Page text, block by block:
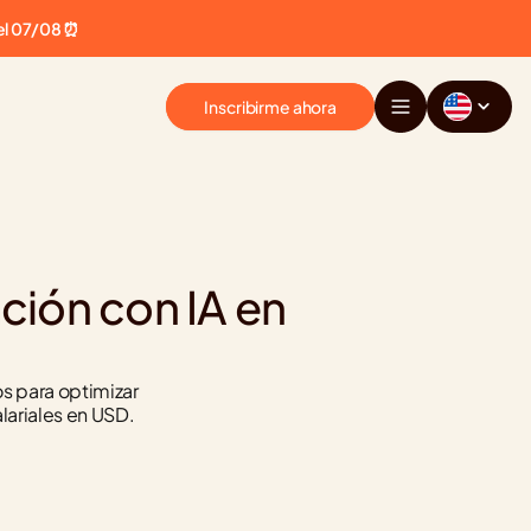
07/08 ⏰
Inscribirme ahora
con IA en
para optimizar
en USD.